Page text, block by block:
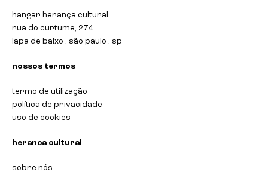
hangar herança cultural
rua do curtume, 274
lapa de baixo . são paulo . sp
nossos termos
termo de utilização
política de privacidade
uso de cookies
heranca cultural
sobre nós